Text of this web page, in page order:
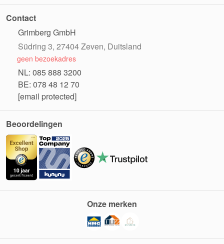
Contact
Grimberg GmbH
Südring 3, 27404 Zeven, Duitsland
geen bezoekadres
NL: 085 888 3200
BE: 078 48 12 70
[email protected]
Beoordelingen
Onze merken